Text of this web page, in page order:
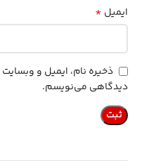
ایمیل *
ذخیره نام، ایمیل و وبسایت
دیدگاهی می‌نویسم.